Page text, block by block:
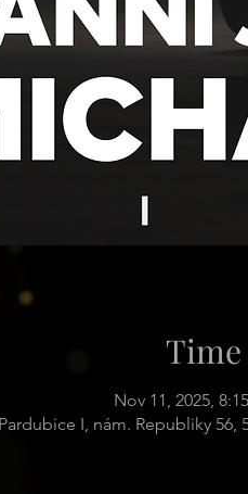
Nov 11, 2025,
Pardubice I, nám. Republiky 56,